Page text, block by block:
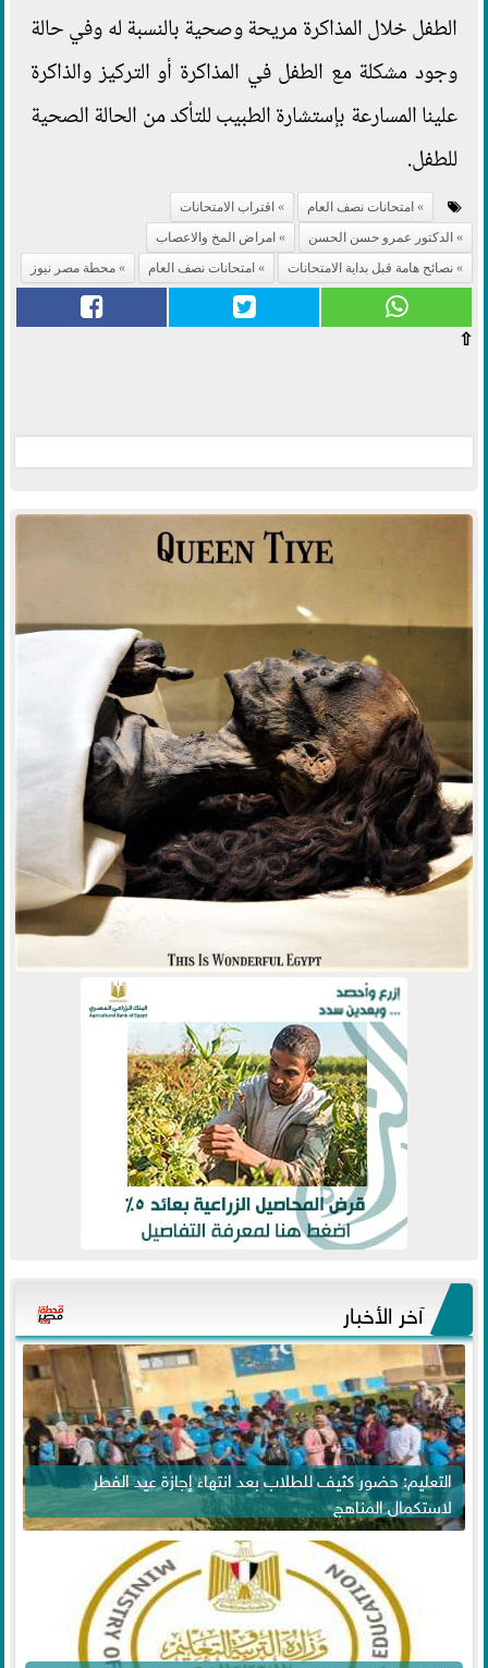
الطفل خلال المذاكرة مريحة وصحية بالنسبة له وفي حالة
وجود مشكلة مع الطفل في المذاكرة أو التركيز والذاكرة
علينا المسارعة بإستشارة الطبيب للتأكد من الحالة الصحية
للطفل.
امتحانات نصف العام
اقتراب الامتحانات
الدكتور عمرو حسن الحسن
امراض المخ والاعصاب
نصائح هامة قبل بداية الامتحانات
امتحانات نصف العام محطة مصر نيوز
⇧
آخر الأخبار
التعليم: حضور كثيف للطلاب بعد انتهاء إجازة عيد الفطر
لاستكمال المناهج